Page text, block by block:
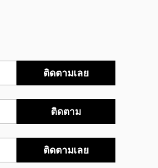
ติดตามเลย
ติดตาม
ติดตามเลย